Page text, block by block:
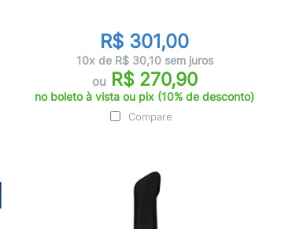
R$ 301,00
10x de R$ 30,10 sem juros
ou R$ 270,90
no boleto à vista ou pix (10% de desconto)
Compare